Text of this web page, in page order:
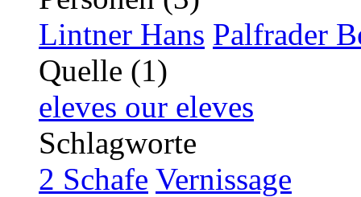
Lintner Hans Palfrader
Quelle (1)
eleves our eleves
Schlagworte
2 Schafe Vernissage